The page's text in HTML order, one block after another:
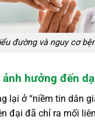
đường và nguy cơ
hưởng đến
lại ở “niềm tin dân
đại đã chỉ ra mối